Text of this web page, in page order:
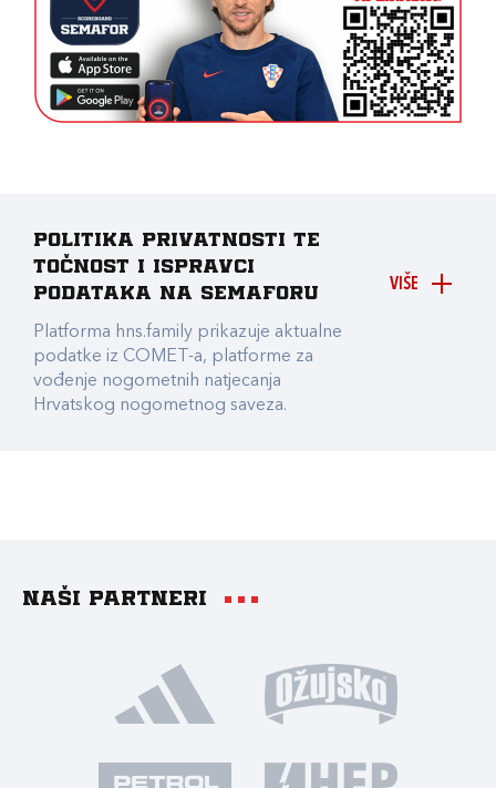
VIŠE
Politika privatnosti te
točnost i ispravci
podataka na Semaforu
Platforma hns.family prikazuje aktualne
podatke iz COMET-a, platforme za
vođenje nogometnih natjecanja
Hrvatskog nogometnog saveza.
Naši partneri